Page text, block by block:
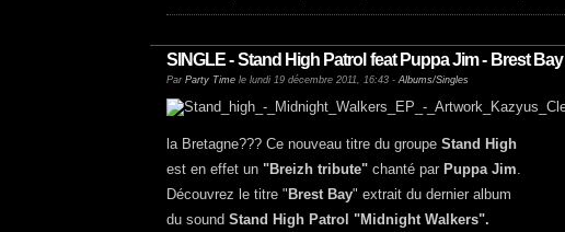
SINGLE - Stand High Patrol feat Puppa Jim - Brest Bay
Par Party Time le lundi 19 décembre 2011, 16:43 -Albums/Singles
la Bretagne??? Ce nouveau titre du groupe Stand High
est en effet un "Breizh tribute" chanté par Puppa Jim.
Découvrez le titre " Brest Bay" extrait du dernier album
du sound Stand High Patrol "Midnight Walkers".